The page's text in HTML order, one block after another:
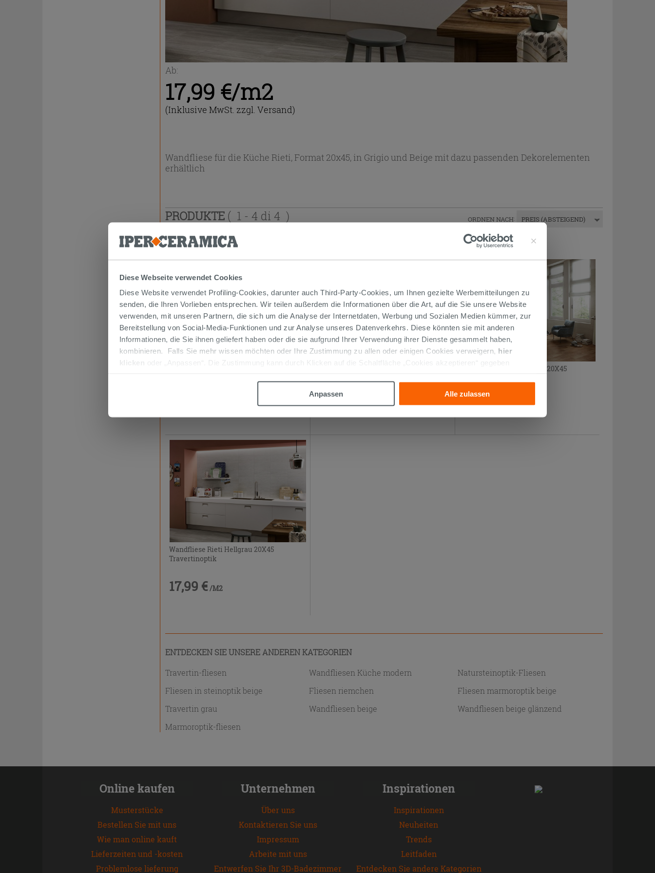
Diese Webseite verwendet Cookies
Diese Website verwendet Profiling-Cookies, darunter auch Third-Party-Cookies, um Ihnen gezielte Werbemitteilungen zu
senden, die Ihren Vorlieben entsprechen. Wir teilen außerdem die Informationen über die Art, auf die Sie unsere Website
verwenden, mit unseren Partnern, die sich um die Analyse der Internetdaten, Werbung und Sozialen Medien kümmer, zur
Bereitstellung von Social-Media-Funktionen und zur Analyse unseres Datenverkehrs. Diese könnten sie mit anderen
Informationen, die Sie ihnen geliefert haben oder die sie aufgrund Ihrer Verwendung ihrer Dienste gesammelt haben,
kombinieren. Falls Sie mehr wissen möchten oder Ihre Zustimmung zu allen oder einigen Cookies verweigern, hier
klicken
oder „Anpassen“. Die Zustimmung kann durch Klicken auf die Schaltfläche „Cookies akzeptieren“ gegeben
Anpassen
Alle zulassen
Ab:
17,99 €/m2
(Inklusive MwSt. zzgl. Versand)
Wandfliese für die Küche Rieti, Format 20x45, in Grigio und Beige mit dazu passenden Dekorelementen
erhältlich
PRODUKTE ( 1 - 4 di 4 ) ORDNEN NACH: PREIS (ABSTEIGEND)
21,99 € /M2
Wandfliese Rieti Hellbeige 20X45
17,99 € /M2
Wandfliese Rieti Hellgrau 20X45
Travertinoptik
17,99 € /M2
ENTDECKEN SIE UNSERE ANDEREN KATEGORIEN
Travertin-fliesen
Wandfliesen Küche modern
Natursteinoptik-Fliesen
Fliesen in steinoptik beige
Fliesen riemchen
Fliesen marmoroptik beige
Travertin grau
Wandfliesen beige
Wandfliesen beige glänzend
Marmoroptik-fliesen
Online kaufen
Musterstücke
Bestellen Sie mit uns
Wie man online kauft
Lieferzeiten und -kosten
Problemlose lieferung
Unternehmen
Über uns
Kontaktieren Sie uns
Impressum
Arbeite mit uns
Entwerfen Sie Ihr 3D-Badezimmer
Inspirationen
Inspirationen
Neuheiten
Trends
Leitfaden
Entdecken Sie andere Kategorien